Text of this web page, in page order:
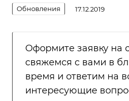
Обновления 17.12.2019
Оформите заявку на
свяжемся с вами в
время и ответим на
интересующие